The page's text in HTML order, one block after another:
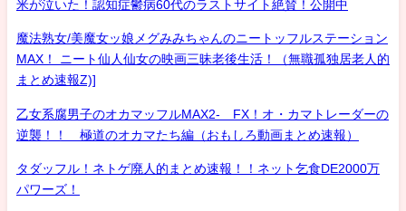
米が泣いた！認知症鬱病60代のラストサイト絶賛！公開中
魔法熟女/美魔女ッ娘メグみみちゃんのニートッフルステーション
MAX！ ニート仙人仙女の映画三昧老後生活！（無職孤独居老人的
まとめ速報Z)]
乙女系腐男子のオカマッフルMAX2- FX！オ・カマトレーダーの
逆襲！！ 極道のオカマたち編（おもしろ動画まとめ速報）
タダッフル！ネトゲ廃人的まとめ速報！！ネット乞食DE2000万
パワーズ！